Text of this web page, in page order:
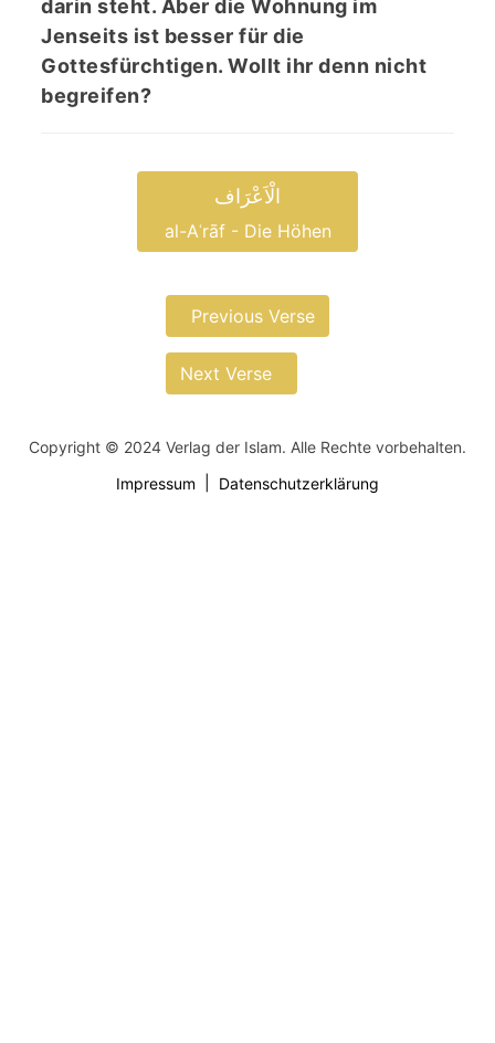
darin steht. Aber die Wohnung im
Jenseits ist besser für die
Gottesfürchtigen. Wollt ihr denn nicht
begreifen?
الْاَعْرَاف
al-Aʿrāf - Die Höhen
Previous Verse
Next Verse
Copyright © 2024 Verlag der Islam. Alle Rechte vorbehalten.
Impressum
Datenschutzerklärung